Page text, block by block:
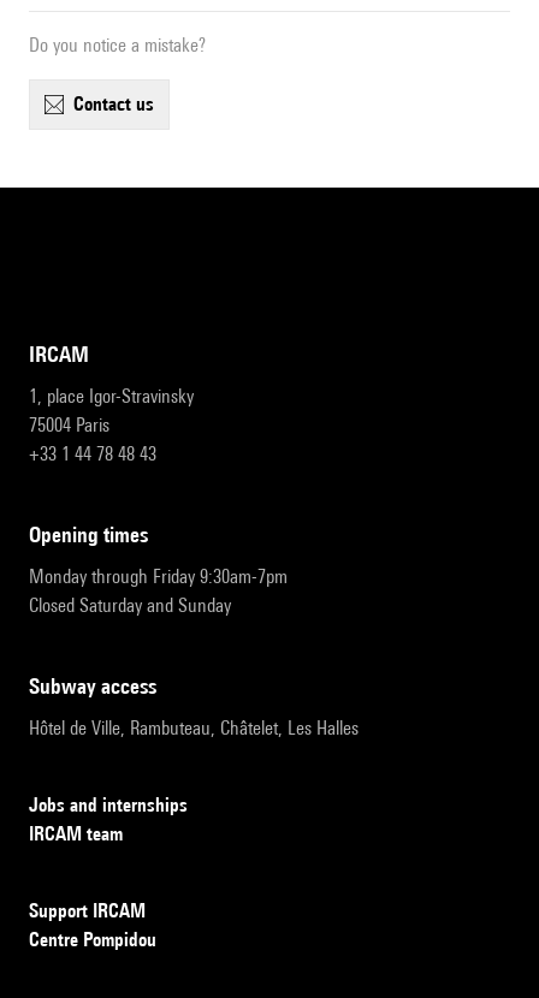
Do you notice a mistake?
contact us
IRCAM
1, place Igor-Stravinsky
75004 Paris
+33 1 44 78 48 43
opening times
Monday through Friday 9:30am-7pm
Closed Saturday and Sunday
subway access
Hôtel de Ville, Rambuteau, Châtelet, Les Halles
Jobs and internships
IRCAM team
Support IRCAM
Centre Pompidou